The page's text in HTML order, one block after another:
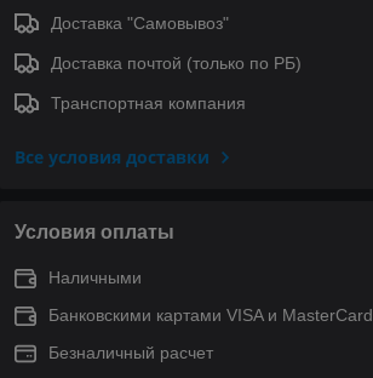
Доставка "Самовывоз"
Доставка почтой (только по РБ)
Транспортная компания
Все условия доставки
Условия оплаты
Наличными
Банковскими картами VISA и MasterCard
Безналичный расчет